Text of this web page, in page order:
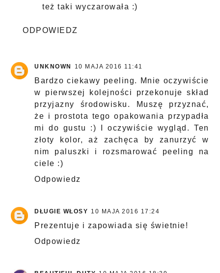
też taki wyczarowała :)
ODPOWIEDZ
UNKNOWN 10 MAJA 2016 11:41
Bardzo ciekawy peeling. Mnie oczywiście
w pierwszej kolejności przekonuje skład
przyjazny środowisku. Muszę przyznać,
że i prostota tego opakowania przypadła
mi do gustu :) I oczywiście wygląd. Ten
złoty kolor, aż zachęca by zanurzyć w
nim paluszki i rozsmarować peeling na
ciele :)
Odpowiedz
DŁUGIE WŁOSY 10 MAJA 2016 17:24
Prezentuje i zapowiada się świetnie!
Odpowiedz